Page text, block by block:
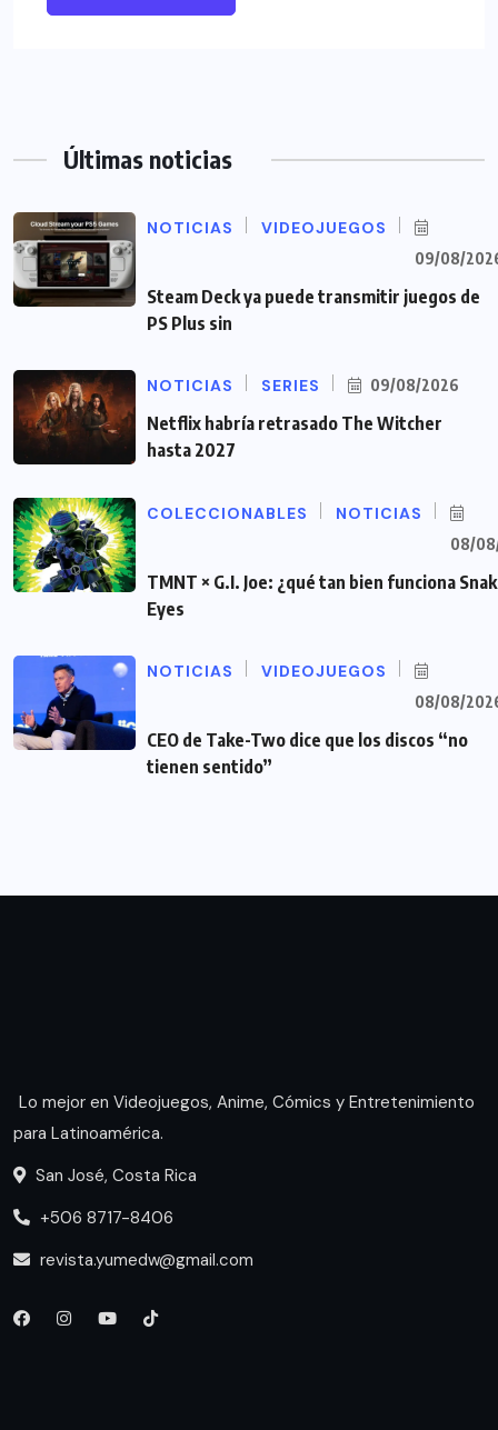
Últimas noticias
NOTICIAS VIDEOJUEGOS
09/08/
Steam Deck ya puede transmitir juegos de
PS Plus sin
NOTICIAS SERIES 09/08/2026
Netflix habría retrasado The Witcher
hasta 2027
COLECCIONABLES NOTICIAS
08/
TMNT × G.I. Joe: ¿qué tan bien funciona
Eyes
NOTICIAS VIDEOJUEGOS
08/08/
CEO de Take-Two dice que los discos “no
tienen sentido”
Lo mejor en Videojuegos, Anime, Cómics y Entretenimiento
para Latinoamérica.
San José, Costa Rica
+506 8717-8406
revista.yumedw@gmail.com